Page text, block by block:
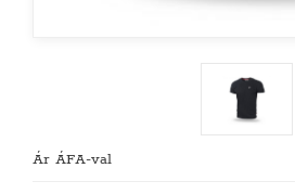
Ár ÁFA-val